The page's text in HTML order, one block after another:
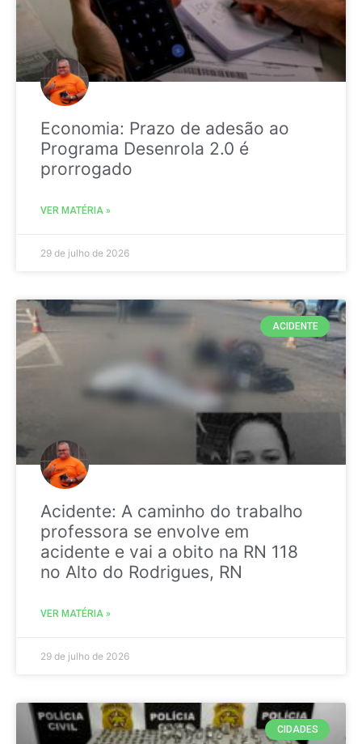
Economia: Prazo de adesão ao
Programa Desenrola 2.0 é
prorrogado
VER MATÉRIA »
29 de julho de 2026
ACIDENTE
Acidente: A caminho do trabalho
professora se envolve em
acidente e vai a obito na RN 118
no Alto do Rodrigues, RN
VER MATÉRIA »
29 de julho de 2026
CIDADES